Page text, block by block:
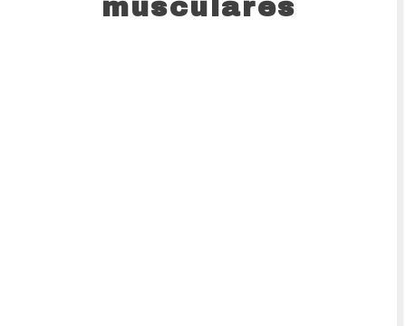
musculares